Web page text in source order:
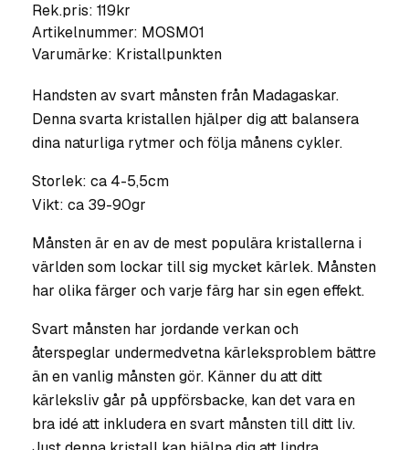
Rek.pris: 119kr
Artikelnummer: MOSM01
Varumärke: Kristallpunkten
Handsten av svart månsten från Madagaskar.
Denna svarta kristallen hjälper dig att balansera
dina naturliga rytmer och följa månens cykler.
Storlek: ca 4-5,5cm
Vikt: ca 39-90gr
Månsten är en av de mest populära kristallerna i
världen som lockar till sig mycket kärlek. Månsten
har olika färger och varje färg har sin egen effekt.
Svart månsten har jordande verkan och
återspeglar undermedvetna kärleksproblem bättre
än en vanlig månsten gör. Känner du att ditt
kärleksliv går på uppförsbacke, kan det vara en
bra idé att inkludera en svart månsten till ditt liv.